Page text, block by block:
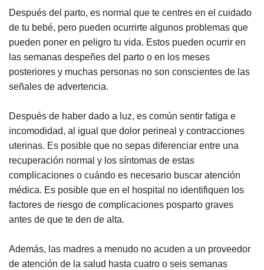
Después del parto, es normal que te centres en el cuidado
de tu bebé, pero pueden ocurrirte algunos problemas que
pueden poner en peligro tu vida. Estos pueden ocurrir en
las semanas despeñes del parto o en los meses
posteriores y muchas personas no son conscientes de las
señales de advertencia.
Después de haber dado a luz, es común sentir fatiga e
incomodidad, al igual que dolor perineal y contracciones
uterinas. Es posible que no sepas diferenciar entre una
recuperación normal y los síntomas de estas
complicaciones o cuándo es necesario buscar atención
médica. Es posible que en el hospital no identifiquen los
factores de riesgo de complicaciones posparto graves
antes de que te den de alta.
Además, las madres a menudo no acuden a un proveedor
de atención de la salud hasta cuatro o seis semanas